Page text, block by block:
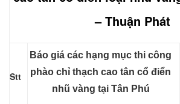
– Thuận Phát
Stt
Báo giá các hạng mục thi công
phào chỉ thạch cao tân cổ điển
nhũ vàng tại Tân Phú